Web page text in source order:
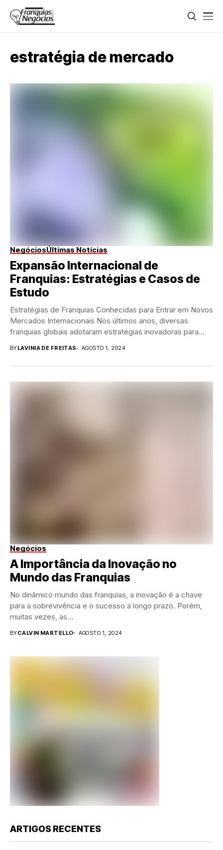
estratégia de mercado
NegóciosÚltimas Notícias
Expansão Internacional de
Franquias: Estratégias e Casos de
Estudo
Estratégias de Franquias Conhecidas para Entrar em Novos
Mercados Internacionais Nos últimos anos, diversas
franquias globais adotaram estratégias inovadoras para
BYLAVINIA DE FREITAS AGOSTO 1, 2024
Negócios
A Importância da Inovação no
Mundo das Franquias
No dinâmico mundo das franquias, a inovação é a chave
para a sobrevivência e o sucesso a longo prazo. Porém,
muitas vezes, as...
BYCALVIN MARTELLO AGOSTO 1, 2024
ARTIGOS RECENTES